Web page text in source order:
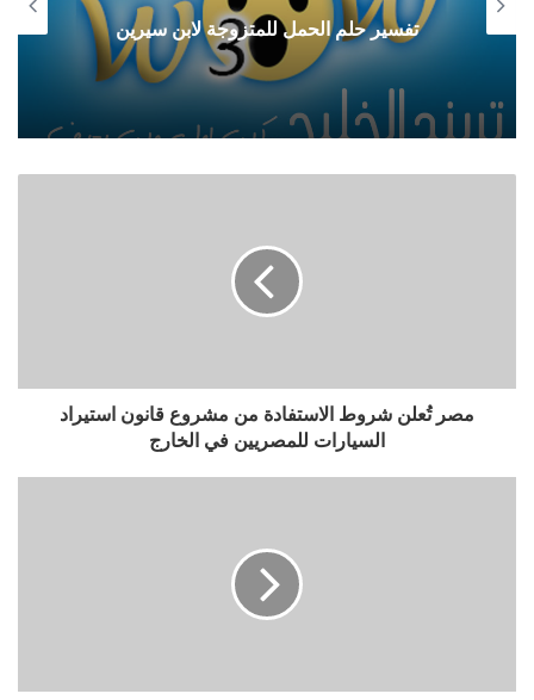
تفسير حلم الحمل للمتزوجة لابن سيرين
مصر تُعلن شروط الاستفادة من مشروع قانون استيراد
السيارات للمصريين في الخارج